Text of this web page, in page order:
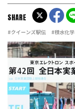
#クイーンズ駅伝 #積水化学
SHARE